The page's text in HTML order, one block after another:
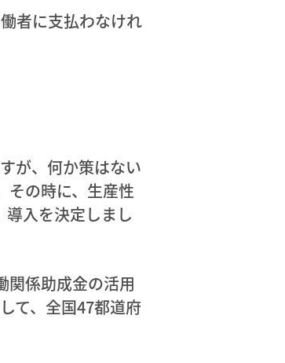
者に支払わなけれ
が、何か策はない
その時に、生産性
入を決定しまし
関係助成金の活用
て、全国47都道府